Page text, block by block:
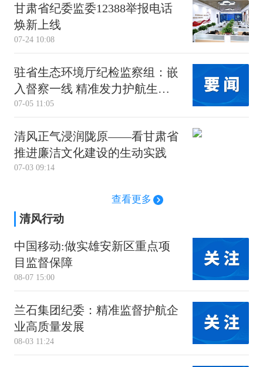
甘肃省纪委监委12388举报电话
焕新上线
07-24 10:08
驻省生态环境厅纪检监察组：嵌
入督察一线 精准发力护航生态
环保
07-05 11:05
清风正气浸润陇原——看甘肃省
推进廉洁文化建设的生动实践
07-03 09:14
查看更多
清风行动
中国移动:做实雄安新区重点项
目监督保障
08-07 15:00
兰石集团纪委：精准监督护航企
业高质量发展
08-03 11:24